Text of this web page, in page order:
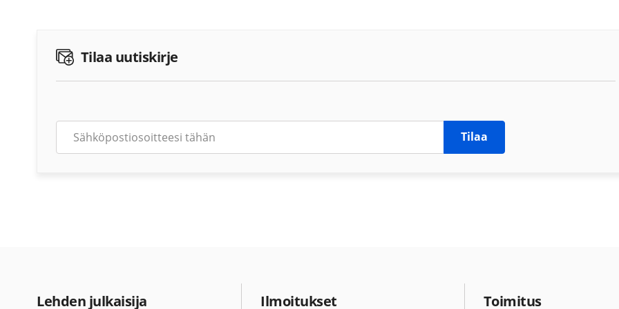
Tilaa uutiskirje
Tilaa
Lehden julkaisija Ilmoitukset Toimitus